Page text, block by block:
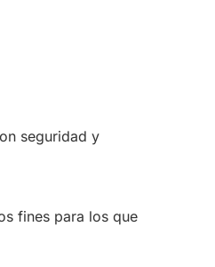
seguridad y
fines para los que